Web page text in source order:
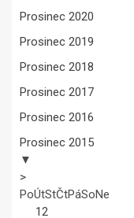
Prosinec 2020
Prosinec 2019
Prosinec 2018
Prosinec 2017
Prosinec 2016
Prosinec 2015
▼
>
PoÚtStČtPáSoNe
12